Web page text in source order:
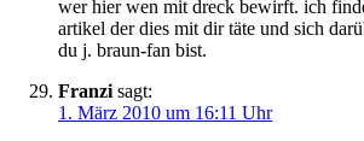
wer hier wen mit dreck bewirft. ich
artikel der dies mit dir täte und sich
du j. braun-fan bist.
Franzi sagt:
1. März 2010 um 16:11 Uhr